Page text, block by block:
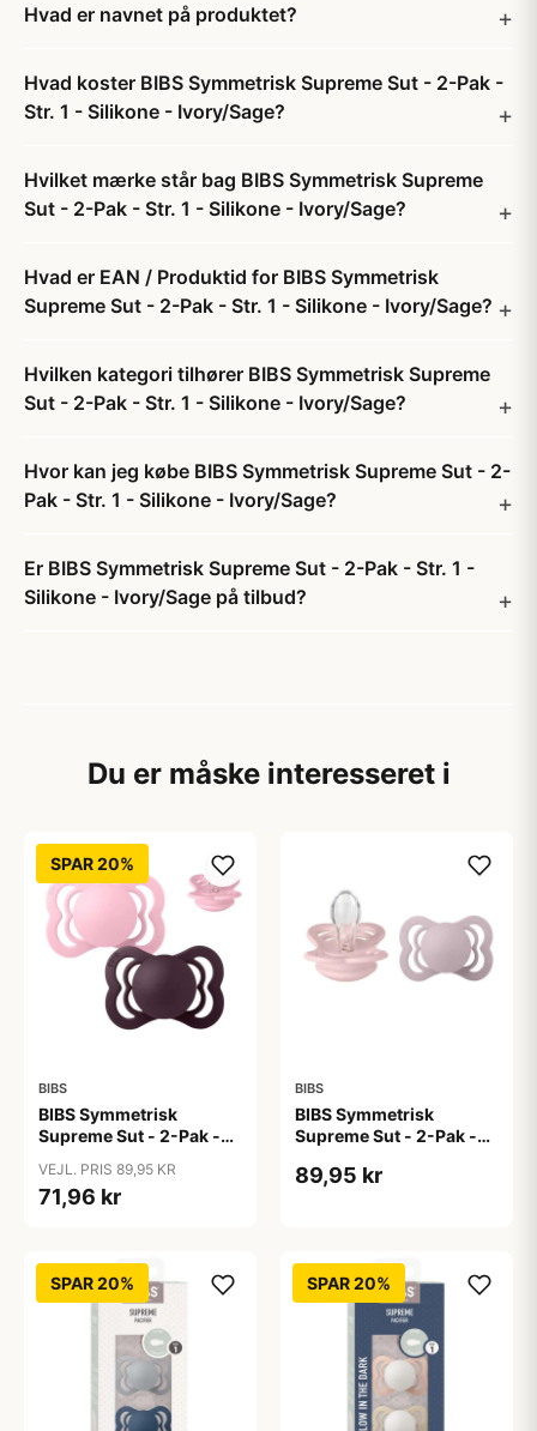
Hvad er navnet på produktet?
Hvad koster BIBS Symmetrisk Supreme Sut - 2-Pak -
Str. 1 - Silikone - Ivory/Sage?
Hvilket mærke står bag BIBS Symmetrisk Supreme
Sut - 2-Pak - Str. 1 - Silikone - Ivory/Sage?
Hvad er EAN / Produktid for BIBS Symmetrisk
Supreme Sut - 2-Pak - Str. 1 - Silikone - Ivory/Sage?
Hvilken kategori tilhører BIBS Symmetrisk Supreme
Sut - 2-Pak - Str. 1 - Silikone - Ivory/Sage?
Hvor kan jeg købe BIBS Symmetrisk Supreme Sut - 2-
Pak - Str. 1 - Silikone - Ivory/Sage?
Er BIBS Symmetrisk Supreme Sut - 2-Pak - Str. 1 -
Silikone - Ivory/Sage på tilbud?
Du er måske interesseret i
SPAR 20%
BIBS
BIBS Symmetrisk
Supreme Sut - 2-Pak -
Pink/Plum
VEJL. PRIS 89,95 KR
71,96 kr
BIBS
BIBS Symmetrisk
Supreme Sut - 2-Pak -
Blossom/Dusky Lilac
89,95 kr
SPAR 20% SPAR 20%